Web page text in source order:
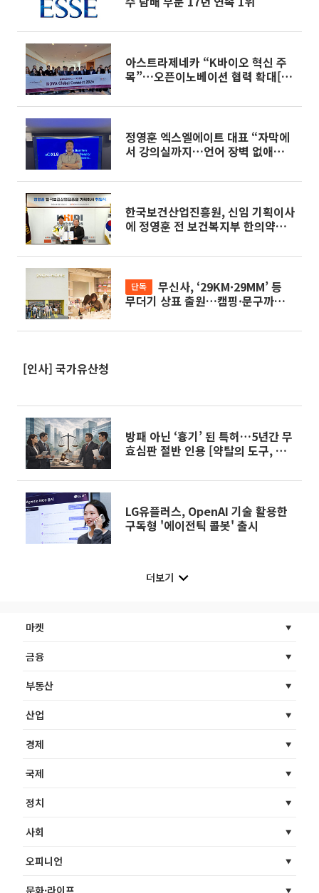
아스트라제네카 “K바이오 혁신 주
목”…오픈이노베이션 협력 확대[바
정영훈 엑스엘에이트 대표 “자막에
서 강의실까지…언어 장벽 없애는
한국보건산업진흥원, 신임 기획이사
에 정영훈 전 보건복지부 한의약정
단독
무더기 상표 출원…캠핑·문구까지
[인사] 국가유산청
방패 아닌 ‘흉기’ 된 특허…5년간 무
효심판 절반 인용 [약탈의 도구, 특
LG유플러스, OpenAI 기술 활용한
구독형 '에이전틱 콜봇' 출시
더보기
마켓
금융
부동산
산업
경제
국제
정치
사회
오피니언
문화·라이프